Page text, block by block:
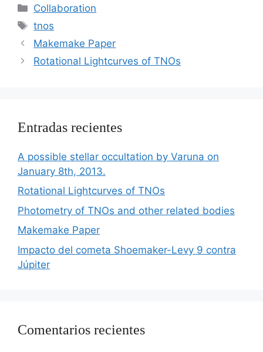
Categorías
Collaboration
Etiquetas
tnos
Makemake Paper
Rotational Lightcurves of TNOs
Entradas recientes
A possible stellar occultation by Varuna on
January 8th, 2013.
Rotational Lightcurves of TNOs
Photometry of TNOs and other related bodies
Makemake Paper
Impacto del cometa Shoemaker-Levy 9 contra
Júpiter
Comentarios recientes